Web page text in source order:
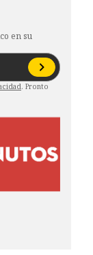
en su
. Pronto